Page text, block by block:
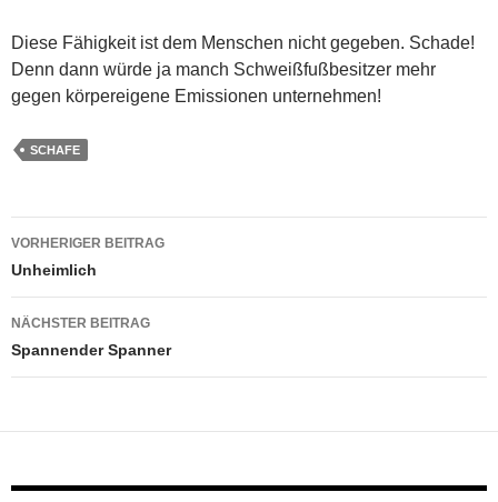
Diese Fähigkeit ist dem Menschen nicht gegeben. Schade!
Denn dann würde ja manch Schweißfußbesitzer mehr
gegen körpereigene Emissionen unternehmen!
SCHAFE
Beitragsnavigation
VORHERIGER BEITRAG
Unheimlich
NÄCHSTER BEITRAG
Spannender Spanner